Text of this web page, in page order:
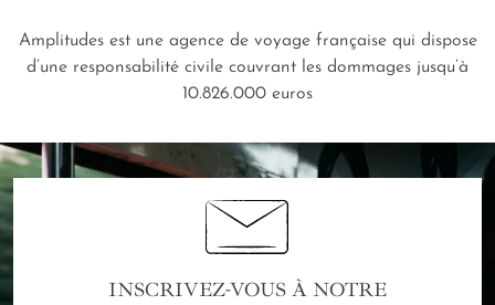
Amplitudes est une agence de voyage française qui dispose
d’une responsabilité civile couvrant les dommages jusqu’à
10.826.000 euros
INSCRIVEZ-VOUS À NOTRE